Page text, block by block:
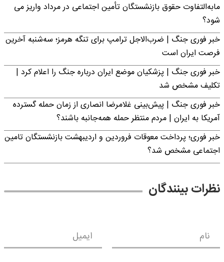
مابه‌التفاوت حقوق بازنشستگان تأمین اجتماعی در مرداد واریز می
شود؟
خبر فوری جنگ | ضرب‌الاجل ترامپ برای تنگه هرمز؛ سه‌شنبه آخرین
فرصت ایران است
خبر فوری جنگ | پزشکیان موضع ایران درباره جنگ را اعلام کرد |
تکلیف مشخص شد
خبر فوری جنگ | پیش‌بینی غلامرضا انصاری از زمان حمله گسترده
آمریکا به ایران | مردم منتظر حمله همه‌جانبه باشند؟
خبر فوری؛ پرداخت معوقات فروردین و اردیبهشت بازنشستگان تامین
اجتماعی مشخص شد؟
نظرات بینندگان
نام ایمیل